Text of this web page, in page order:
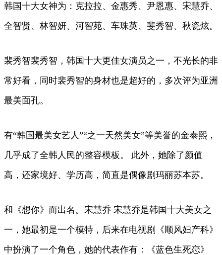
韩国十大女神为：克拉拉、金惠秀、尹恩惠、宋慧乔、
全智贤、林智妍、河智苑、车珠英、斐秀智、秋瓷炫。
裴秀智裴秀智，韩国十大更佳女演员之一，不光长的非
常好看，同时裴秀智的身材也是超好的，多次评为亚洲
最美面孔。
有“韩国最美女艺人”“之一天然美女”等美誉的金泰熙，
几乎成了全韩人民的整容模板。 此外，她除了颜值
高，还家境好、学历高，简直是偶像剧玛丽苏本苏。
和《想你》而出名。宋慧乔 宋慧乔是韩国十大美女之
一，她最初是一个模特，后来在电视剧《顺风妇产科》
中扮演了一个角色，她的代表作有：《蓝色生死恋》